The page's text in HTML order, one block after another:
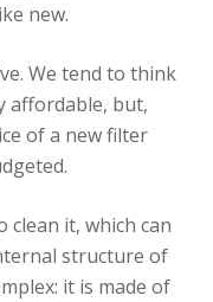
new.
We tend to think
affordable, but,
of a new filter
it, which can
structure of
it is made of